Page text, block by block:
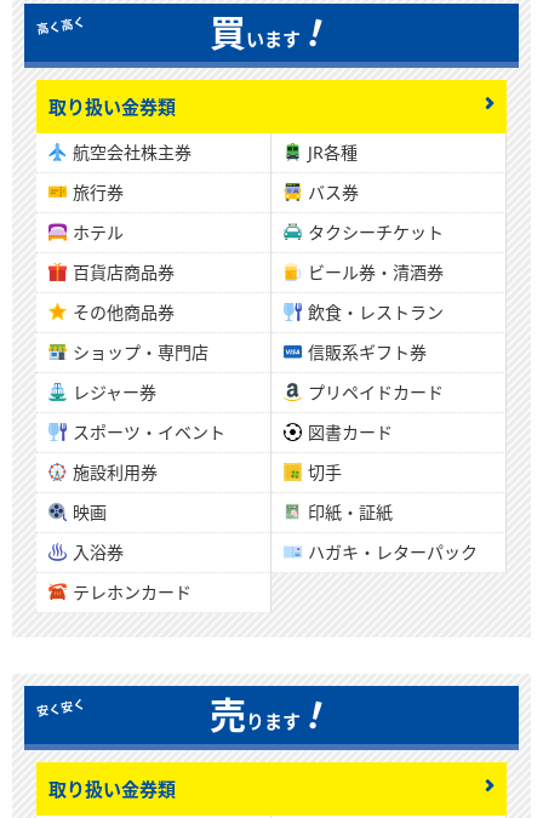
買 います！
取り扱い金券類
航空会社株主券
JR各種
旅行券
バス券
ホテル
タクシーチケット
百貨店商品券
ビール券・清酒券
その他商品券
飲食・レストラン
ショップ・専門店
信販系ギフト券
レジャー券
プリペイドカード
スポーツ・イベント
図書カード
施設利用券
切手
映画
印紙・証紙
入浴券
ハガキ・レターパック
テレホンカード
売ります！
取り扱い金券類